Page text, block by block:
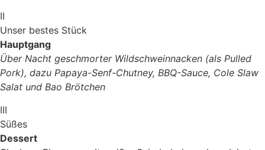
II
Unser bestes Stück
Hauptgang
Über Nacht geschmorter Wildschweinnacken (als Pulled
Pork), dazu Papaya-Senf-Chutney, BBQ-Sauce, Cole Slaw
Salat und Bao Brötchen
III
Süßes
Dessert